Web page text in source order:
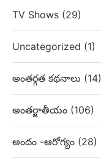
TV Shows (29)
Uncategorized (1)
అంతర్గత కథనాలు (14)
అంతర్జాతీయం (106)
అందం -ఆరోగ్యం (28)